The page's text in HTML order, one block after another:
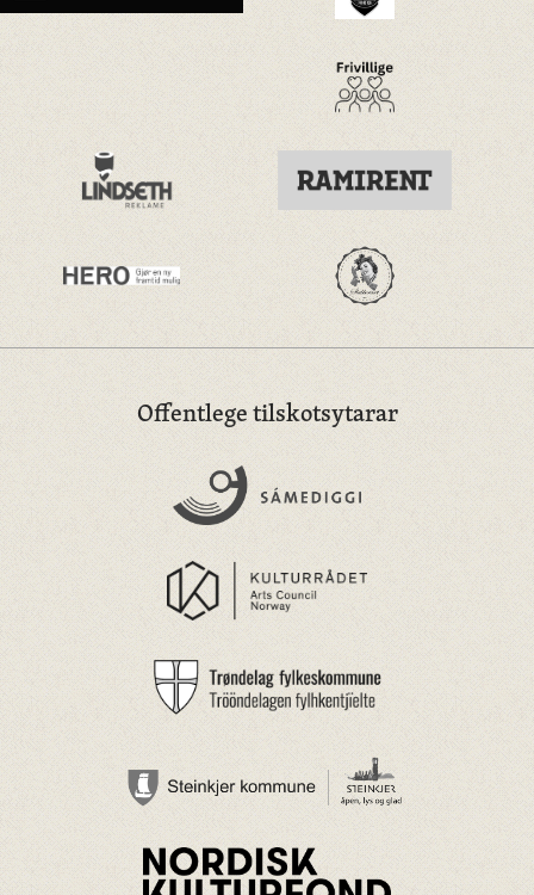
Offentlege tilskotsytarar